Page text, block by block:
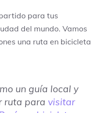
para tus
del mundo. Vamos
una ruta en bicicleta
un guía local y
ruta para visitar